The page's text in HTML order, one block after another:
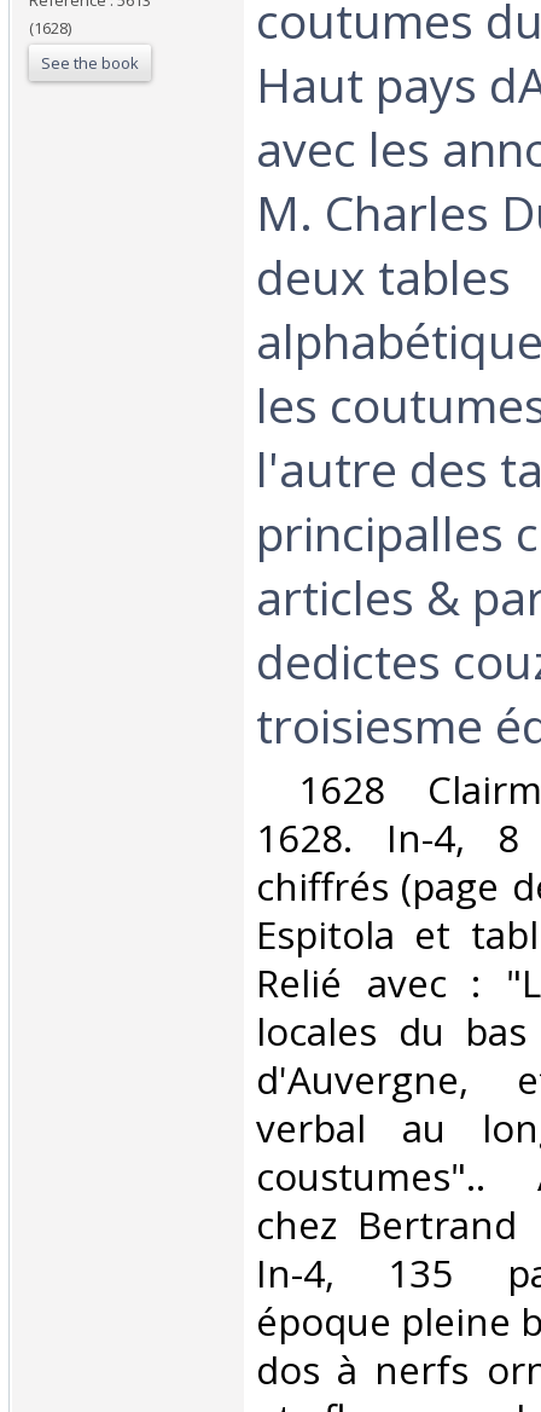
(1628)
See the book
coutumes
Haut pays
avec les
M. Charles
deux tables
les
l'autre des
principalles
articles &
dedictes
troisiesme
1628
1628. In-4,
chiffrés (page
Espitola et
Relié avec :
locales du
d'Auvergne,
verbal au
chez Bertrand
In-4, 135
époque pleine
dos à nerfs